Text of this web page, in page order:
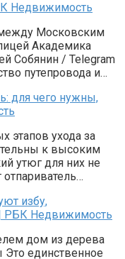
Недвижимость
Московским
Академика
Собянин / Telegram
путепровода и…
для чего нужны,
этапов ухода за
к высоким
утюг для них не
избу,
РБК Недвижимость
дом из дерева
единственное